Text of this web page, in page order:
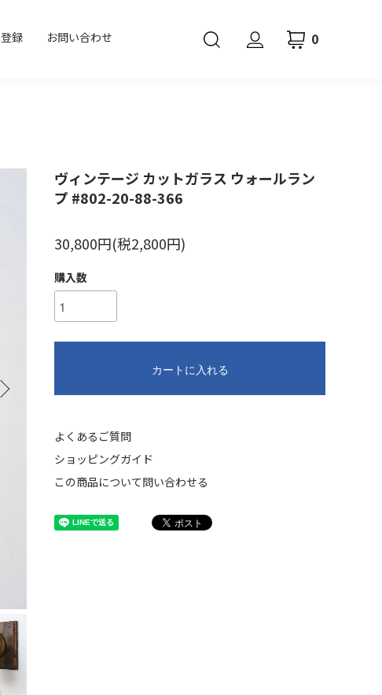
録 お問い合わせ 0
ヴィンテージ カットガラス ウォールラン
プ #802-20-88-366
30,800円(税2,800円)
購入数
カートに入れる
よくあるご質問
ショッピングガイド
この商品について問い合わせる